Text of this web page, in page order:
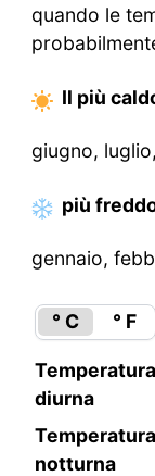
quando le
Il più
giugno,
più
gennaio,
° C ° F
Temperatura
diurna
Temperatura
notturna